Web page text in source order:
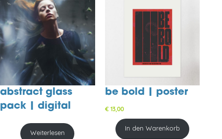
abstract glass
pack | digital
Weiterlesen
be bold | poster
€ 13,00
In den Warenkorb